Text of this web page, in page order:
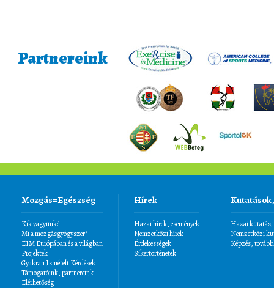
Partnereink
Mozgás=Egészség
Kik vagyunk?
Mi a mozgásgyógyszer?
EIM Európában és a világban
Projektek
Gyakran Ismételt Kérdések
Támogatóink, partnereink
Elérhetőség
Hírek
Hazai hírek, események
Nemzetközi hírek
Érdekességek
Sikertörténetek
Hazai kutatási
Nemzetközi
Képzés,